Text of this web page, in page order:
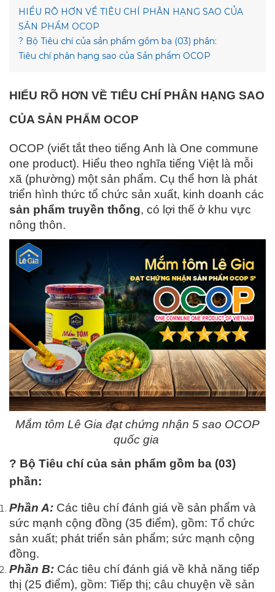
HIỂU RÕ HƠN VỀ TIÊU CHÍ PHÂN HẠNG SAO CỦA
SẢN PHẨM OCOP
? Bộ Tiêu chí của sản phẩm gồm ba (03) phần:
Tiêu chí phân hạng sao của Sản phẩm OCOP
HIỂU RÕ HƠN VỀ TIÊU CHÍ PHÂN HẠNG SAO
CỦA SẢN PHẨM OCOP
OCOP (viết tắt theo tiếng Anh là One commune
one product). Hiểu theo nghĩa tiếng Việt là mỗi
xã (phường) một sản phẩm. Cụ thể hơn là phát
triển hình thức tổ chức sản xuất, kinh doanh các
sản phẩm truyền thống, có lợi thế ở khu vực
nông thôn.
Mắm tôm Lê Gia đạt chứng nhận 5 sao OCOP
quốc gia
? Bộ Tiêu chícủa sản phẩm gồm ba (03)
phần:
Phần A: Các tiêu chí đánh giá về sản phẩm và
sức mạnh cộng đồng (35 điểm), gồm: Tổ chức
sản xuất; phát triển sản phẩm; sức mạnh cộng
đồng.
Phần B: Các tiêu chí đánh giá về khả năng tiếp
thị (25 điểm), gồm: Tiếp thị; câu chuyện về sản